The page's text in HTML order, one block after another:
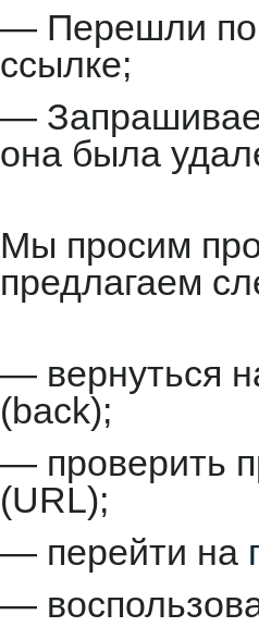
— Перешли по
ссылке;
—
она была
Мы просим
предлагаем
— вернуться
(back);
— проверить
(URL);
— перейти на
—